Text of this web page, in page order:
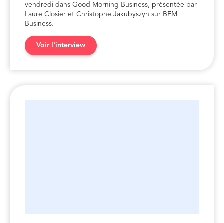
vendredi dans Good Morning Business, présentée par
Laure Closier et Christophe Jakubyszyn sur BFM
Business.
Voir l'interview